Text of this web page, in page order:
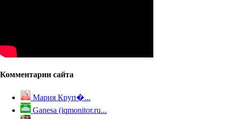
Комментарии сайта
Мария Круп�...
Ganesa (iqmonitor.ru...